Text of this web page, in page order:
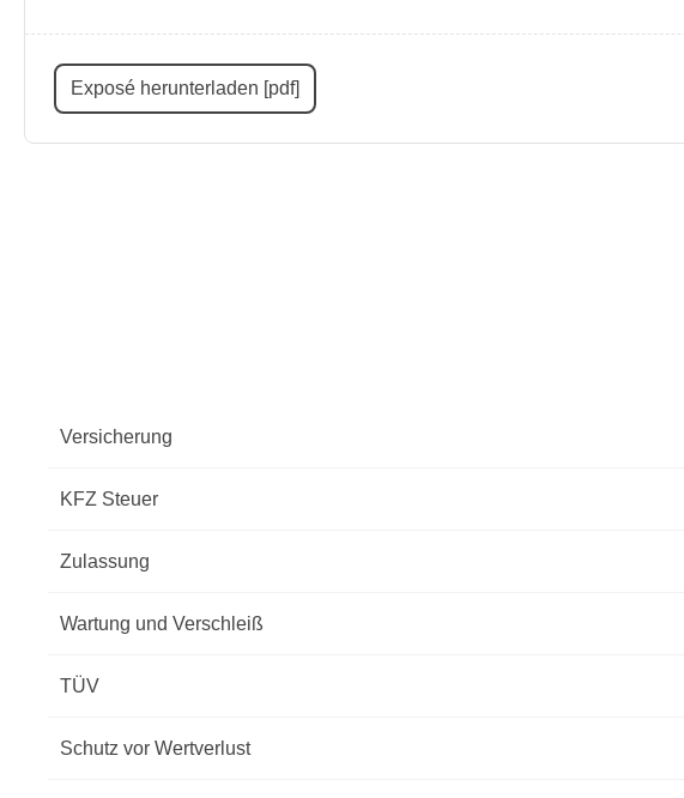
Exposé herunterladen [pdf]
Versicherung
KFZ Steuer
Zulassung
Wartung und Verschleiß
TÜV
Schutz vor Wertverlust